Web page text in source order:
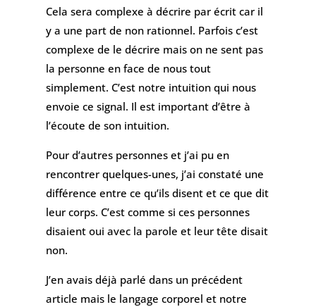
Cela sera complexe à décrire par écrit car il
y a une part de non rationnel. Parfois c’est
complexe de le décrire mais on ne sent pas
la personne en face de nous tout
simplement. C’est notre intuition qui nous
envoie ce signal. Il est important d’être à
l’écoute de son intuition.
Pour d’autres personnes et j’ai pu en
rencontrer quelques-unes, j’ai constaté une
différence entre ce qu’ils disent et ce que dit
leur corps. C’est comme si ces personnes
disaient oui avec la parole et leur tête disait
non.
J’en avais déjà parlé dans un précédent
article mais le langage corporel et notre